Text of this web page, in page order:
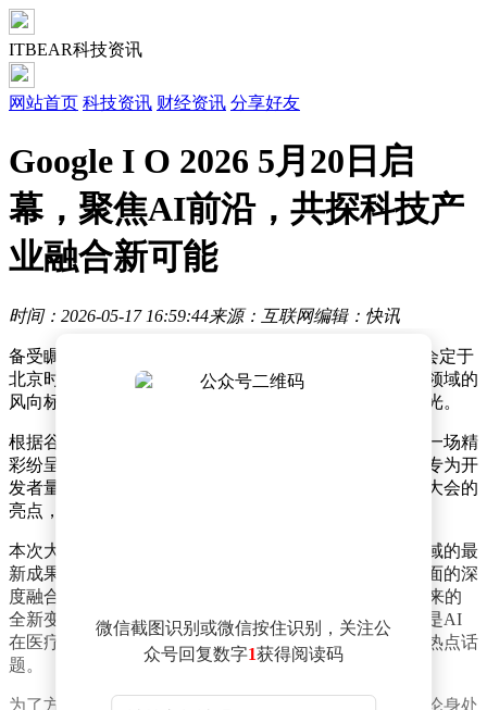
ITBEAR科技资讯
网站首页 科技资讯 财经资讯 分享好友
Google I O 2026 5月20日启
幕，聚焦AI前沿，共探科技产
业融合新可能
时间：2026-05-17 16:59:44来源：互联网编辑：快讯
备受瞩目的Google I/O 2026大会即将启幕，这场科技盛会定于
北京时间5月20日凌晨1点正式拉开帷幕。作为全球科技领域的
风向标，此次大会吸引了无数开发者与科技爱好者的目光。
根据谷歌官方公布的日程安排，大会开幕后将率先呈现一场精
彩纷呈的主题演讲，其中不仅包含大会主题演讲，还有专为开
发者量身打造的主题演讲环节。这两场演讲无疑将成为大会的
亮点，为与会者带来前沿的技术洞察与行业趋势解读。
本次大会的核心聚焦于Google的最新产品以及AI技术领域的最
新成果。谷歌将全方位展示其在前沿科技与产业创新方面的深
度融合实践，让与会者直观感受到AI技术为各个领域带来的
全新变革与无限可能。无论是智能设备的升级迭代，还是AI
在医疗、教育等行业的创新应用，都将成为大会讨论的热点话
题。
为了方便全球观众参与，大会将全程进行视频直播。无论身处
微信截图识别或微信按住识别，关注公
众号回复数字1获得阅读码